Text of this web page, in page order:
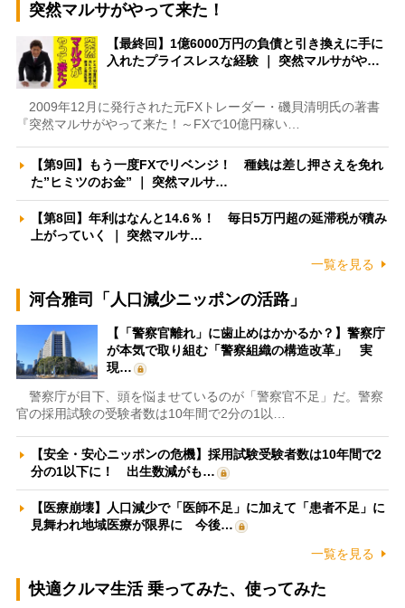
突然マルサがやって来た！
【最終回】1億6000万円の負債と引き換えに手に
入れたプライスレスな経験 ｜ 突然マルサがや…
2009年12月に発行された元FXトレーダー・磯貝清明氏の著書
『突然マルサがやって来た！～FXで10億円稼い…
【第9回】もう一度FXでリベンジ！ 種銭は差し押さえを免れ
た”ヒミツのお金” ｜ 突然マルサ…
【第8回】年利はなんと14.6％！ 毎日5万円超の延滞税が積み
上がっていく ｜ 突然マルサ…
一覧を見る
河合雅司「人口減少ニッポンの活路」
【「警察官離れ」に歯止めはかかるか？】警察庁
が本気で取り組む「警察組織の構造改革」 実
現…
警察庁が目下、頭を悩ませているのが「警察官不足」だ。警察
官の採用試験の受験者数は10年間で2分の1以…
【安全・安心ニッポンの危機】採用試験受験者数は10年間で2
分の1以下に！ 出生数減がも…
【医療崩壊】人口減少で「医師不足」に加えて「患者不足」に
見舞われ地域医療が限界に 今後…
一覧を見る
快適クルマ生活 乗ってみた、使ってみた